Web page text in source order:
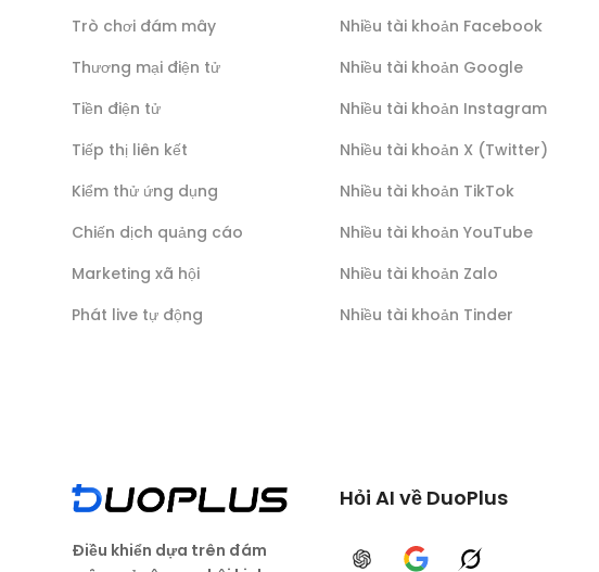
Trò chơi đám mây
Thương mại điện tử
Tiền điện tử
Tiếp thị liên kết
Kiểm thử ứng dụng
Chiến dịch quảng cáo
Marketing xã hội
Phát live tự động
Nhiều tài khoản Facebook
Nhiều tài khoản Google
Nhiều tài khoản Instagram
Nhiều tài khoản X (Twitter)
Nhiều tài khoản TikTok
Nhiều tài khoản YouTube
Nhiều tài khoản Zalo
Nhiều tài khoản Tinder
Điều khiển dựa trên đám
Hỏi AI về DuoPlus